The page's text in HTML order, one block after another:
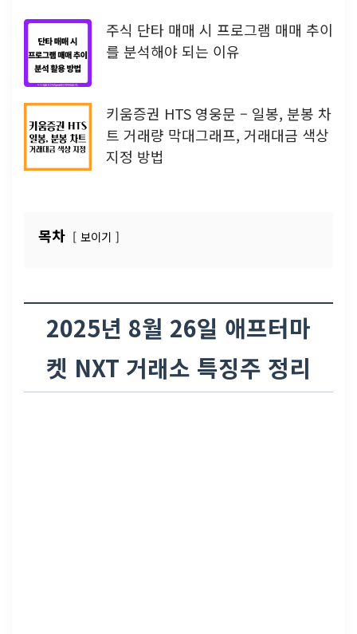
주식 단타 매매 시 프로그램 매매 추이
를 분석해야 되는 이유
키움증권 HTS 영웅문 – 일봉, 분봉 차
트 거래량 막대그래프, 거래대금 색상
지정 방법
목차 보이기
2025년 8월 26일 애프터마
켓 NXT 거래소 특징주 정리